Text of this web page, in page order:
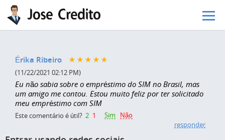
Pular para o conteúdo principal
Érika Ribeiro
(11/22/2021 02:12 PM)
Eu não sabia sobre o empréstimo do SIM no Brasil, mas
um amigo me contou. Estou muito feliz por ter solicitado
meu empréstimo com SIM
Este comentário é útil? 2 1 Sim
Não
responder